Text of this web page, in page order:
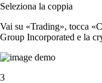
Seleziona la coppia
Vai su «Trading», tocca
Group Incorporated e la
3